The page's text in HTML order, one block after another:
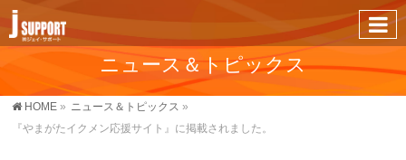
ニュース＆トピックス
HOME » ニュース＆トピックス »
『やまがたイクメン応援サイト』に掲載されました。